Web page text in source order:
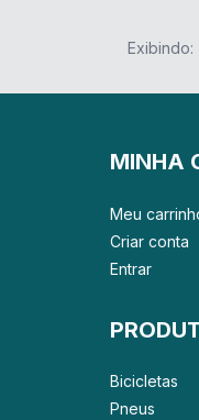
Exibindo:
MINHA
Meu
Criar conta
Entrar
Bicicletas
Pneus